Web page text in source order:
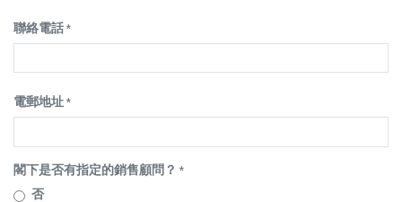
聯絡電話 *
電郵地址 *
閣下是否有指定的銷售顧問？ *
否